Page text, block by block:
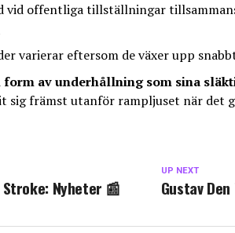
vid offentliga tillställningar
varierar eftersom de växer upp
form av underhållning som sina
sig främst utanför rampljuset när det
UP NEXT
Gustav
Stroke: Nyheter 📰